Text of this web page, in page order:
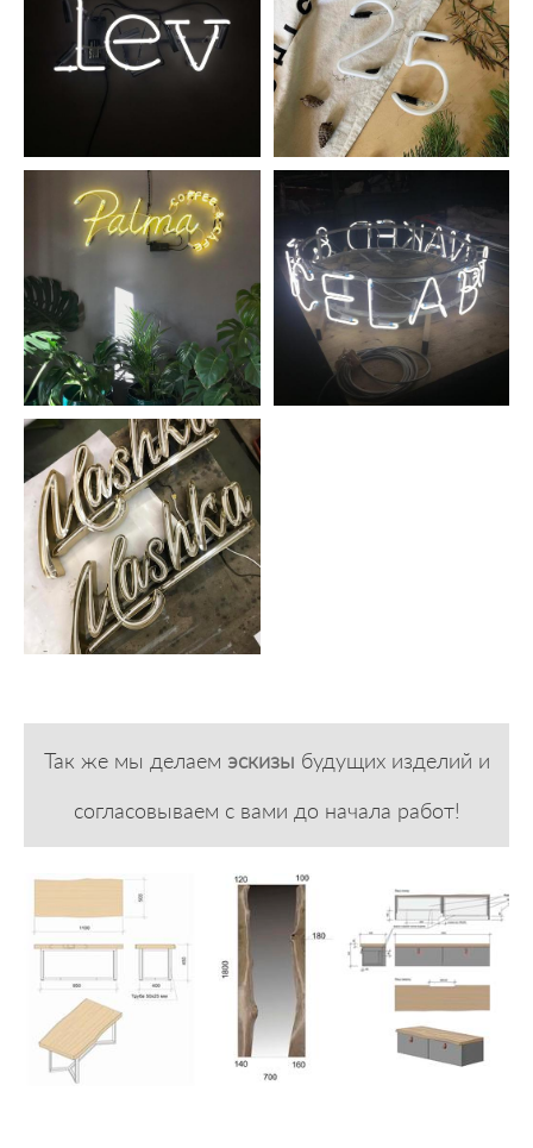
Так же мы делаем эскизы будущих изделий и
согласовываем с вами до начала работ!